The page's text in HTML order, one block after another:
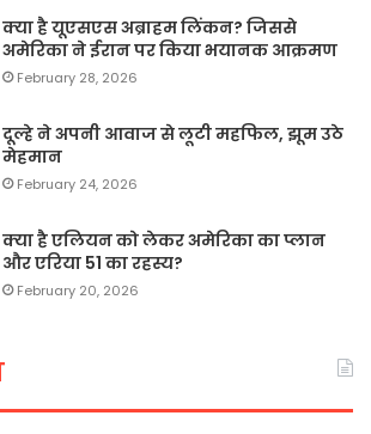
क्या है यूएसएस अब्राहम लिंकन? जिससे
अमेरिका ने ईरान पर किया भयानक आक्रमण
February 28, 2026
दूल्हे ने अपनी आवाज से लूटी महफिल, झूम उठे
मेहमान
February 24, 2026
क्या है एलियन को लेकर अमेरिका का प्लान
और एरिया 51 का रहस्य?
February 20, 2026